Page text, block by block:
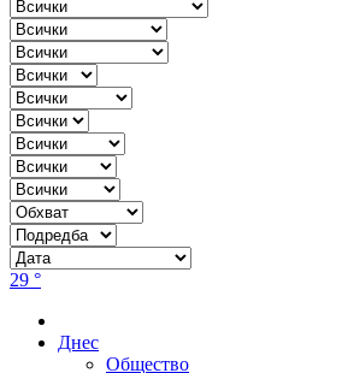
29 °
Днес
Общество